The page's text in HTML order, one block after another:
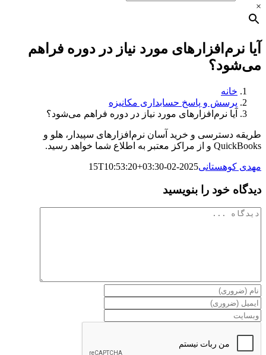
×
آیا نرم‌افزارهای مورد نیاز در دوره فراهم
می‌شود؟
خانه
پرسش و پاسخ حسابداری مکانیزه
آیا نرم‌افزارهای مورد نیاز در دوره فراهم می‌شود؟
طریقه دسترسی و خرید آسان نرم‌افزارهای سپیدار، هلو و
QuickBooks و از مراکز معتبر به اطلاع شما خواهد رسید.
مهدی کوهستانی2025-02-15T10:53:20+03:30
دیدگاه خود را بنویسید
دیدگاه